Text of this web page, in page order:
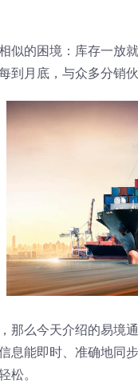
似的困境：库存一放
到月底，与众多分销
那么今天介绍的易境
息能即时、准确地同
松。